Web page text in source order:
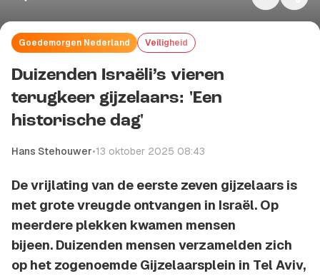
Goedemorgen Nederland Veiligheid
Duizenden Israëli’s vieren
terugkeer gijzelaars: 'Een
historische dag'
Hans Stehouwer•13 oktober 2025 08:43
De vrijlating van de eerste zeven gijzelaars is
met grote vreugde ontvangen in Israël. Op
meerdere plekken kwamen mensen
bijeen. Duizenden mensen verzamelden zich
op het zogenoemde Gijzelaarsplein in Tel Aviv,